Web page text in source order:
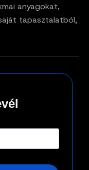
anyagokat,
tapasztalatból,